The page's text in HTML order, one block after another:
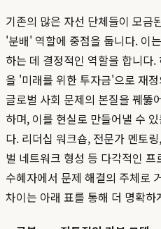
기존의 많은 자선 단체들이 모금
'분배' 역할에 중점을 둡니다. 이
하는 데 결정적인 역할을 합니다.
을 '미래를 위한 투자금'으로 재
글로벌 사회 문제의 본질을 꿰뚫
하며, 이를 현실로 만들어낼 수
다. 리더십 워크숍, 전문가 멘토
벌 네트워크 형성 등 다각적인
수혜자에서 문제 해결의 주체로
차이는 아래 표를 통해 더 명확